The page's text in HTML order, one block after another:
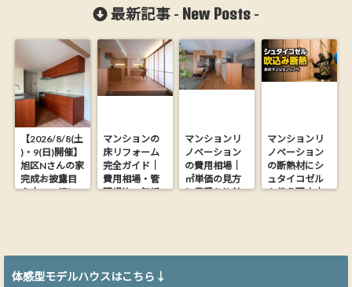
最新記事 - New Posts -
【2026/8/8(土
)・9(日)開催】
旭区Nさんの家
完成お披露目
会｜26.9坪に
マンションの
床リフォーム
完全ガイド｜
費用相場・管
理規約・無垢
マンションリ
ノベーション
の費用相場｜
㎡単価の見方
と見積り比較
マンションリ
ノベーション
の断熱材にシ
ュタイコゼル
を使う理由｜
体感型モデルハウスはこちら↓